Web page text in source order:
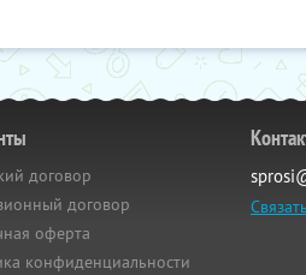
договор
договор
оферта
конфиденциальности